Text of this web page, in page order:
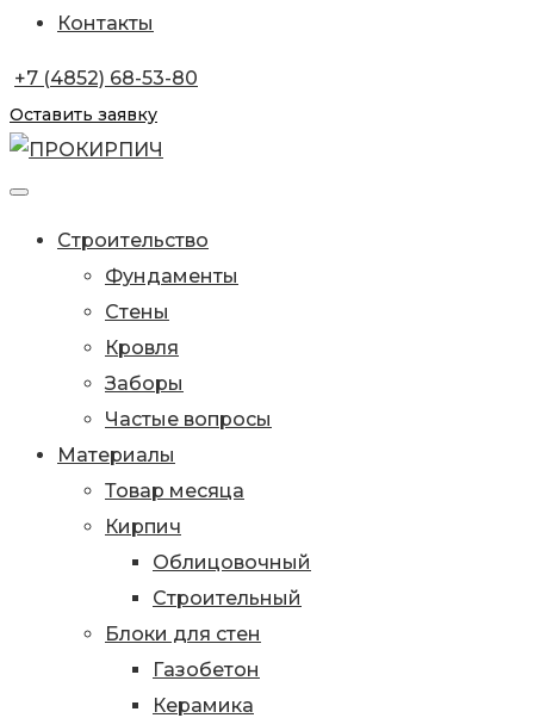
Контакты
+7 (4852) 68-53-80
Оставить заявку
Строительство
Фундаменты
Стены
Кровля
Заборы
Частые вопросы
Материалы
Товар месяца
Кирпич
Облицовочный
Строительный
Блоки для стен
Газобетон
Керамика